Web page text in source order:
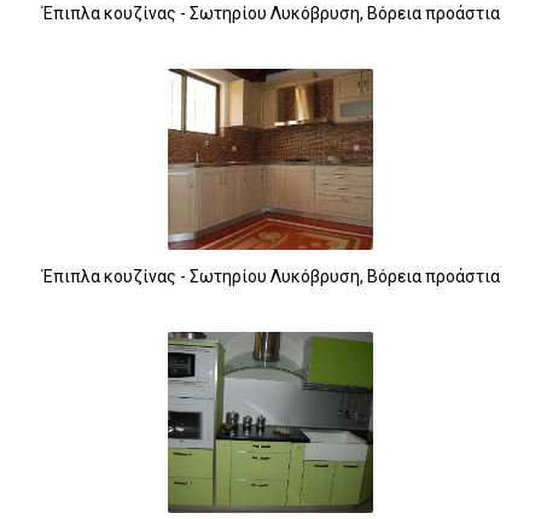
Έπιπλα κουζίνας - Σωτηρίου Λυκόβρυση, Βόρεια προάστια
Έπιπλα κουζίνας - Σωτηρίου Λυκόβρυση, Βόρεια προάστια